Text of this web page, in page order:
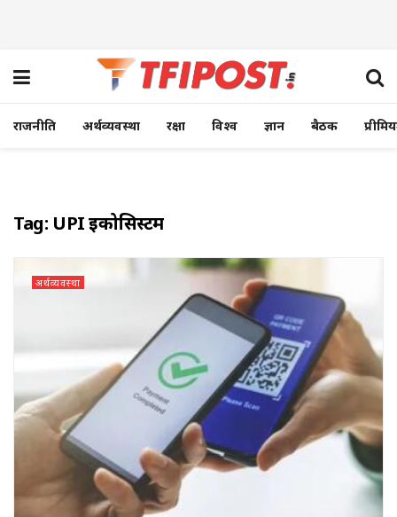
राजनीति अर्थव्यवस्था रक्षा विश्व ज्ञान बैठक
Tag: UPI इकोसिस्टम
अर्थव्यवस्था